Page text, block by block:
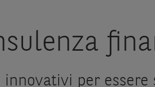
innovativi per